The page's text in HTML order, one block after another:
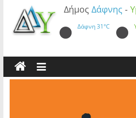
Δήμος Δάφνης -
Δάφνη31°C